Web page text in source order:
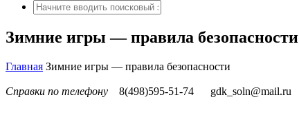
Зимние игры — правила безопасности
Главная Зимние игры — правила безопасности
Справки по телефону 8(498)595-51-74 gdk_soln@mail.ru